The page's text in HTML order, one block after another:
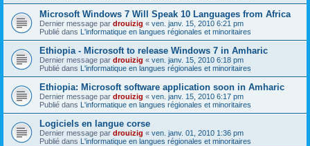
Microsoft Windows 7 Will Speak 10 Languages from Africa
Dernier message par drouizig « ven. janv. 15, 2010 6:21 pm
Publié dans L'informatique en langues régionales et minoritaires
Ethiopia - Microsoft to release Windows 7 in Amharic
Dernier message par drouizig « ven. janv. 15, 2010 6:18 pm
Publié dans L'informatique en langues régionales et minoritaires
Ethiopia: Microsoft software application soon in Amharic
Dernier message par drouizig « ven. janv. 15, 2010 6:17 pm
Publié dans L'informatique en langues régionales et minoritaires
Logiciels en langue corse
Dernier message par drouizig « ven. janv. 01, 2010 1:36 pm
Publié dans L'informatique en langues régionales et minoritaires